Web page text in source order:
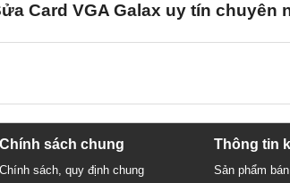
Card VGA Galax uy tín chuyên
Chính sách chung
Chính sách, quy định chung
Thông tin
Sản phẩm